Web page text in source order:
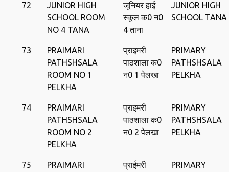
72
JUNIOR HIGH
SCHOOL ROOM
NO 4 TANA
जूनियर हाई
स्कूल क0 न0
4 ताना
JUNIOR HIGH
SCHOOL TANA
73
PRAIMARI
PATHSHSALA
ROOM NO 1
PELKHA
प्राइमरी
पाठशाला क0
न0 1 पेलखा
PRIMARY
PATHSHSALA
PELKHA
74
PRAIMARI
PATHSHSALA
ROOM NO 2
PELKHA
प्राइमरी
पाठशाला क0
न0 2 पेलखा
PRIMARY
PATHSHSALA
PELKHA
75
PRAIMARI
प्राईमरी
PRIMARY